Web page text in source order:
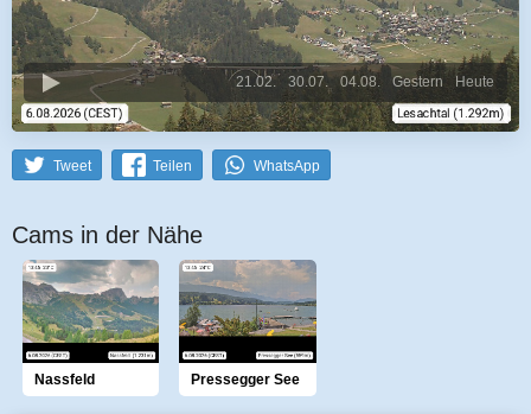
Heute
Gestern
04.08.
30.07.
21.02.
Tweet Teilen WhatsApp
Cams in der Nähe
Nassfeld Pressegger See